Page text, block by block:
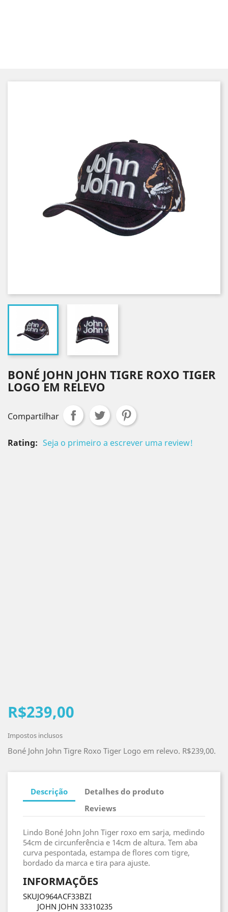
BONÉ JOHN JOHN TIGRE ROXO TIGER
LOGO EM RELEVO
Compartilhar
Rating: Seja o primeiro a escrever uma review!
R$239,00
Impostos inclusos
Boné John John Tigre Roxo Tiger Logo em relevo. R$239,00.
Descrição
Detalhes do produto
Reviews
Lindo Boné John John Tiger roxo em sarja, medindo
54cm de circunferência e 14cm de altura. Tem aba
curva pespontada, estampa de flores com tigre,
bordado da marca e tira para ajuste.
INFORMAÇÕES
SKUJO964ACF33BZI
JOHN JOHN 33310235